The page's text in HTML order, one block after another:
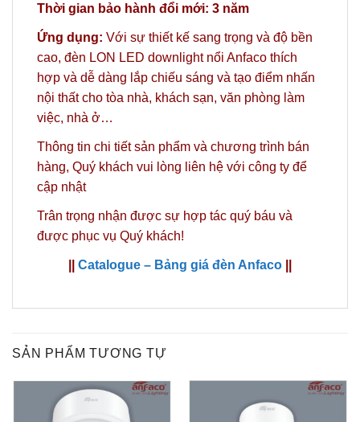
Thời gian bảo hành đổi mới: 3 năm
Ứng dụng: Với sự thiết kế sang trọng và độ bền
cao, đèn LON LED downlight nổi Anfaco thích
hợp và dễ dàng lắp chiếu sáng và tạo điểm nhấn
nội thất cho tòa nhà, khách sạn, văn phòng làm
việc, nhà ở…
Thông tin chi tiết sản phẩm và chương trình bán
hàng, Quý khách vui lòng liên hệ với công ty để
cập nhật
Trân trọng nhận được sự hợp tác quý báu và
được phục vụ Quý khách!
Catalogue – Bảng giá đèn Anfaco
SẢN PHẨM TƯƠNG TỰ